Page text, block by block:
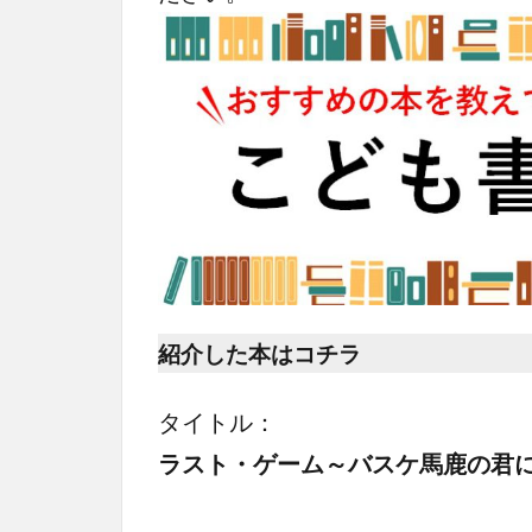
紹介した本はコチラ
タイトル：
ラスト・ゲーム～バスケ馬鹿の君